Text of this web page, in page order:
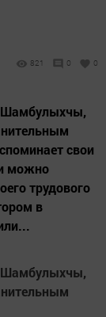
821 0 0
Шамбулыхчы,
свои
можно
трудового
в
Шамбулыхчы,